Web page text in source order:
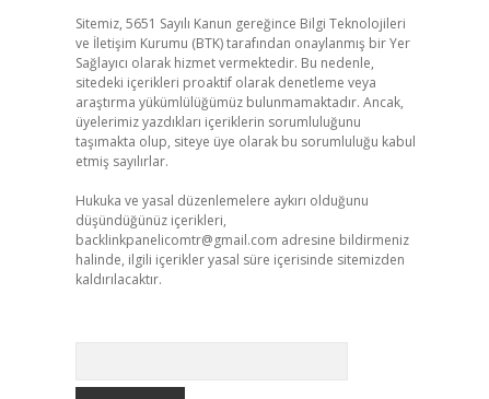
Sitemiz, 5651 Sayılı Kanun gereğince Bilgi Teknolojileri
ve İletişim Kurumu (BTK) tarafından onaylanmış bir Yer
Sağlayıcı olarak hizmet vermektedir. Bu nedenle,
sitedeki içerikleri proaktif olarak denetleme veya
araştırma yükümlülüğümüz bulunmamaktadır. Ancak,
üyelerimiz yazdıkları içeriklerin sorumluluğunu
taşımakta olup, siteye üye olarak bu sorumluluğu kabul
etmiş sayılırlar.
Hukuka ve yasal düzenlemelere aykırı olduğunu
düşündüğünüz içerikleri,
backlinkpanelicomtr@gmail.com adresine bildirmeniz
halinde, ilgili içerikler yasal süre içerisinde sitemizden
kaldırılacaktır.